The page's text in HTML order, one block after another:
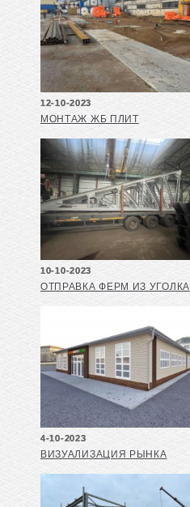
12-10-2023
МОНТАЖ ЖБ ПЛИТ
10-10-2023
ОТПРАВКА ФЕРМ ИЗ УГОЛКА
4-10-2023
ВИЗУАЛИЗАЦИЯ РЫНКА